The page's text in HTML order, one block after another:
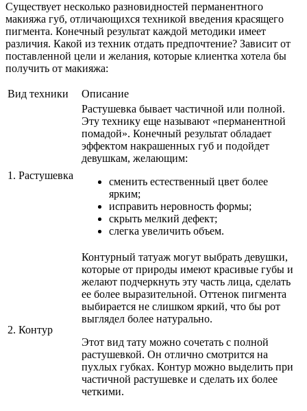
Существует несколько разновидностей перманентного
макияжа губ, отличающихся техникой введения красящего
пигмента. Конечный результат каждой методики имеет
различия. Какой из техник отдать предпочтение? Зависит от
поставленной цели и желания, которые клиентка хотела бы
получить от макияжа:
Вид техники Описание
1. Растушевка
Растушевка бывает частичной или полной.
Эту технику еще называют «перманентной
помадой». Конечный результат обладает
эффектом накрашенных губ и подойдет
девушкам, желающим:
сменить естественный цвет более
ярким;
исправить неровность формы;
скрыть мелкий дефект;
слегка увеличить объем.
2. Контур
Контурный татуаж могут выбрать девушки,
которые от природы имеют красивые губы и
желают подчеркнуть эту часть лица, сделать
ее более выразительной. Оттенок пигмента
выбирается не слишком яркий, что бы рот
выглядел более натурально.
Этот вид тату можно сочетать с полной
растушевкой. Он отлично смотрится на
пухлых губках. Контур можно выделить при
частичной растушевке и сделать их более
четкими.